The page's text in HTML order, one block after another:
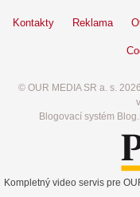
Kontakty Reklama
© OUR MEDIA SR a. s.
Blogovací systém
Kompletný video servis pre